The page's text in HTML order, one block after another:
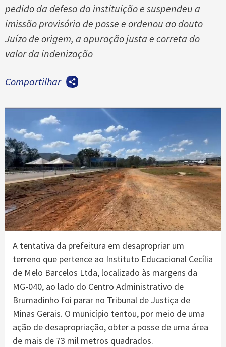
pedido da defesa da instituição e suspendeu a
imissão provisória de posse e ordenou ao douto
Juízo de origem, a apuração justa e correta do
valor da indenização
Compartilhar
A tentativa da prefeitura em desapropriar um
terreno que pertence ao Instituto Educacional Cecília
de Melo Barcelos Ltda, localizado às margens da
MG-040, ao lado do Centro Administrativo de
Brumadinho foi parar no Tribunal de Justiça de
Minas Gerais. O município tentou, por meio de uma
ação de desapropriação, obter a posse de uma área
de mais de 73 mil metros quadrados.